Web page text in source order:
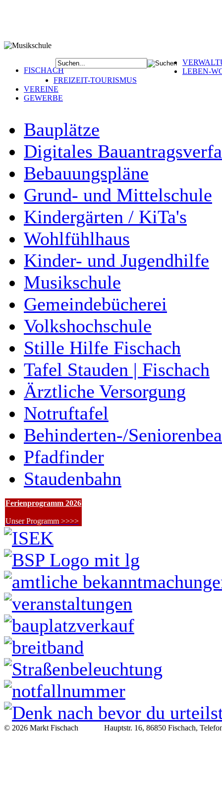
FISCHACH
LEBEN-
FREIZEIT-TOURISMUS
VEREINE
GEWERBE
Bauplätze
Digitales
Bebauungspläne
Grund- und Mittelschule
Kindergärten / KiTa's
Wohlfühlhaus
Kinder- und Jugendhilfe
Musikschule
Gemeindebücherei
Volkshochschule
Stille Hilfe Fischach
Tafel Stauden | Fischach
Ärztliche Versorgung
Notruftafel
Behinderten-/
Pfadfinder
Staudenbahn
Ferienprogramm 2026
Unser Programm >>>>
© 2026 Markt Fischach Hauptstr. 16, 86850 Fischach, Telefon